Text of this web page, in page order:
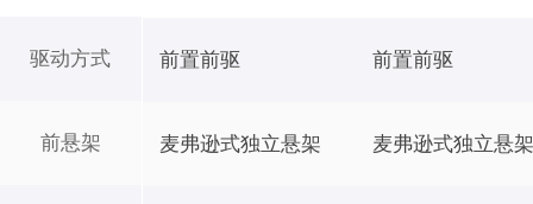
驱动方式
前悬架
前置前驱 前置前驱
麦弗逊式独立悬架 麦弗逊式独立悬